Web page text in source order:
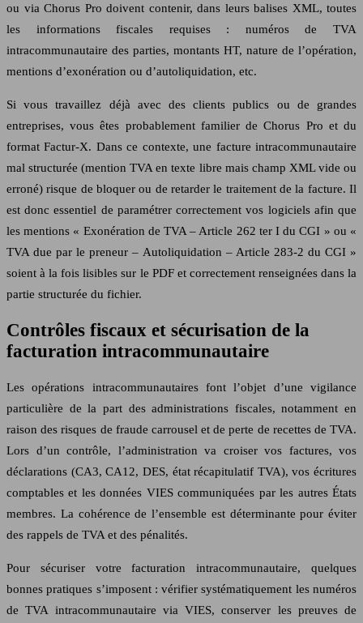
ou via Chorus Pro doivent contenir, dans leurs balises XML, toutes
les informations fiscales requises : numéros de TVA
intracommunautaire des parties, montants HT, nature de l’opération,
mentions d’exonération ou d’autoliquidation, etc.
Si vous travaillez déjà avec des clients publics ou de grandes
entreprises, vous êtes probablement familier de Chorus Pro et du
format Factur‑X. Dans ce contexte, une facture intracommunautaire
mal structurée (mention TVA en texte libre mais champ XML vide ou
erroné) risque de bloquer ou de retarder le traitement de la facture. Il
est donc essentiel de paramétrer correctement vos logiciels afin que
les mentions « Exonération de TVA – Article 262 ter I du CGI » ou «
TVA due par le preneur – Autoliquidation – Article 283‑2 du CGI »
soient à la fois lisibles sur le PDF et correctement renseignées dans la
partie structurée du fichier.
Contrôles fiscaux et sécurisation de la
facturation intracommunautaire
Les opérations intracommunautaires font l’objet d’une vigilance
particulière de la part des administrations fiscales, notamment en
raison des risques de fraude carrousel et de perte de recettes de TVA.
Lors d’un contrôle, l’administration va croiser vos factures, vos
déclarations (CA3, CA12, DES, état récapitulatif TVA), vos écritures
comptables et les données VIES communiquées par les autres États
membres. La cohérence de l’ensemble est déterminante pour éviter
des rappels de TVA et des pénalités.
Pour sécuriser votre facturation intracommunautaire, quelques
bonnes pratiques s’imposent : vérifier systématiquement les numéros
de TVA intracommunautaire via VIES, conserver les preuves de